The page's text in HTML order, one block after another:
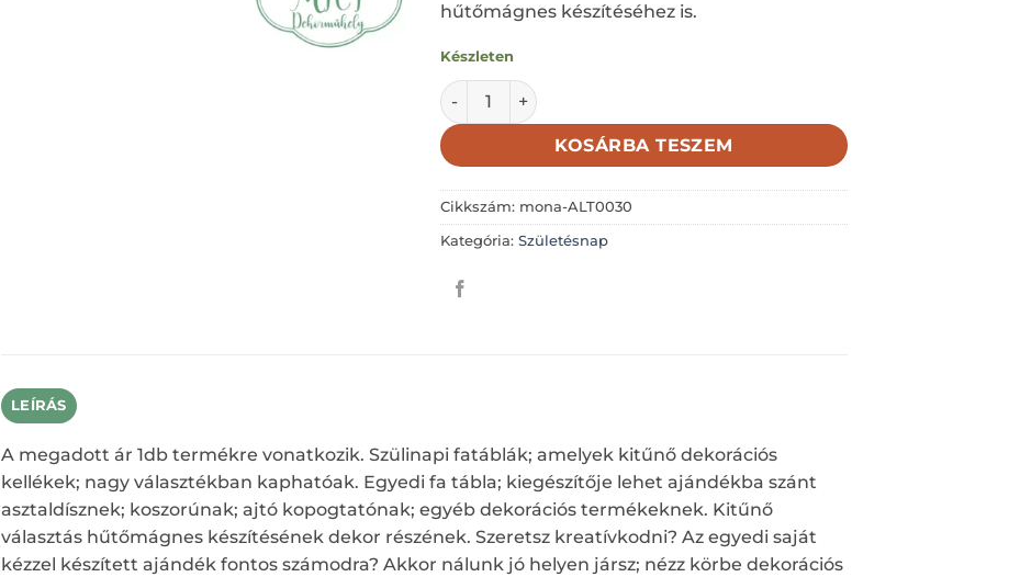
hűtőmágnes készítéséhez is.
Készleten
BOLDOG SZÜLETÉSNAPOT KESKENY KIS BILÉTA 1,6X5,6 CM mennyiség
KOSÁRBA TESZEM
Cikkszám: mona-ALT0030
Kategória:Születésnap
LEÍRÁS
A megadott ár 1db termékre vonatkozik. Szülinapi fatáblák; amelyek kitűnő dekorációs
kellékek; nagy választékban kaphatóak. Egyedi fa tábla; kiegészítője lehet ajándékba szánt
asztaldísznek; koszorúnak; ajtó kopogtatónak; egyéb dekorációs termékeknek. Kitűnő
választás hűtőmágnes készítésének dekor részének. Szeretsz kreatívkodni? Az egyedi saját
kézzel készített ajándék fontos számodra? Akkor nálunk jó helyen jársz; nézz körbe dekorációs